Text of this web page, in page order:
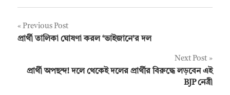
Post
Previous Post
প্রার্থী তালিকা ঘোষণা করল ‘ভাইজানে’র দল
Next Post
প্রার্থী অপছন্দ! দলে থেকেই দলের প্রার্থীর বিরুদ্ধে লড়বেন এই
BJP নেত্রী